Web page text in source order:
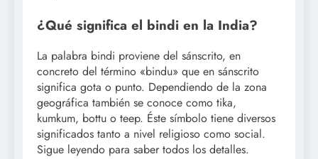
¿Qué significa el bindi en la India?
La palabra bindi proviene del sánscrito, en
concreto del término «bindu» que en sánscrito
significa gota o punto. Dependiendo de la zona
geográfica también se conoce como tika,
kumkum, bottu o teep. Éste símbolo tiene diversos
significados tanto a nivel religioso como social.
Sigue leyendo para saber todos los detalles.